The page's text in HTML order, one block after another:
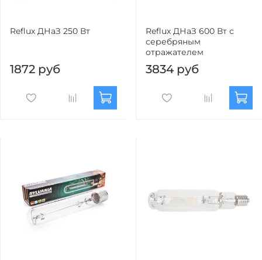
Reflux ДНаЗ 250 Вт
1872 руб
Reflux ДНаЗ 600 Вт с
серебряным
отражателем
3834 руб